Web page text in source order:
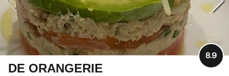
DE ORANGERIE
8.9